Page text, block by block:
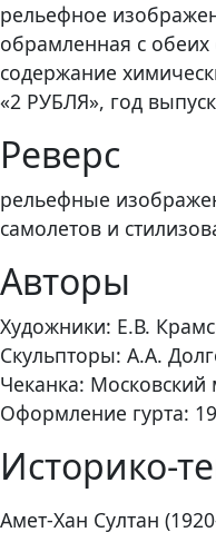
рельефное
обрамленная с
содержание
«2 РУБЛЯ», год
Реверс
рельефные
самолетов и
Авторы
Художники: Е.В.
Скульпторы: А.А.
Чеканка:
Оформление гурта:
Историко-
Амет-Хан Султан